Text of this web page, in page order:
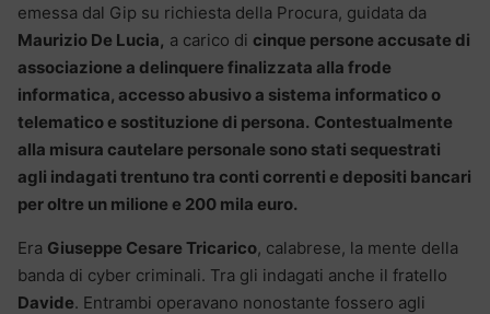
emessa dal Gip su richiesta della Procura, guidata da
Maurizio De Lucia, a carico di cinque persone accusate di
associazione a delinquere finalizzata alla frode
informatica, accesso abusivo a sistema informatico o
telematico e sostituzione di persona. Contestualmente
alla misura cautelare personale sono stati sequestrati
agli indagati trentuno tra conti correnti e depositi bancari
per oltre un milione e 200 mila euro.
Era Giuseppe Cesare Tricarico, calabrese, la mente della
banda di cyber criminali. Tra gli indagati anche il fratello
Davide. Entrambi operavano nonostante fossero agli